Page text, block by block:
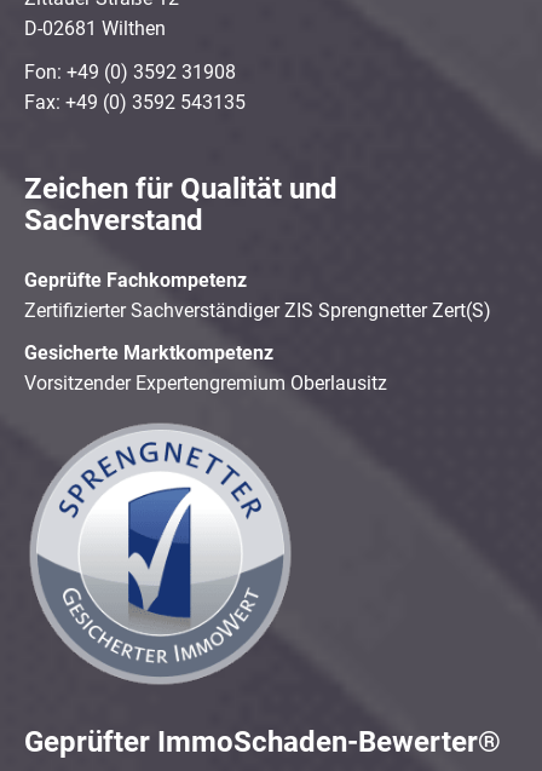
D-02681 Wilthen
Fon: +49 (0) 3592 31908
Fax: +49 (0) 3592 543135
Zeichen für Qualität und
Sachverstand
Geprüfte Fachkompetenz
Zertifizierter Sachverständiger ZIS Sprengnetter Zert(S)
Gesicherte Marktkompetenz
Vorsitzender Expertengremium Oberlausitz
Geprüfter ImmoSchaden-Bewerter®